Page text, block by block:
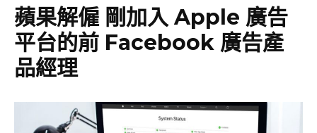
蘋果解僱 剛加入 Apple 廣告
平台的前 Facebook 廣告產
品經理